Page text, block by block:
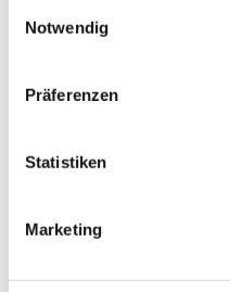
Notwendig
Präferenzen
Statistiken
Marketing